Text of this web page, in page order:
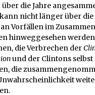
über die Jahre
nicht länger über die
Vorfällen im
hinweggesehen
die Verbrechen der
und der Clintons selbst
die